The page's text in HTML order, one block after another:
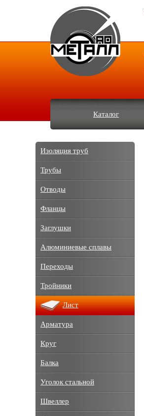
Каталог
Изоляция труб
Трубы
Отводы
Фланцы
Заглушки
Алюминиевые сплавы
Переходы
Тройники
Лист
Арматура
Круг
Балка
Уголок стальной
Швеллер